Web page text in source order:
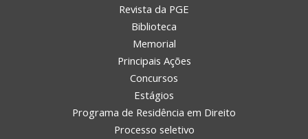
Revista da PGE
Biblioteca
Memorial
Principais Ações
Concursos
Estágios
Programa de Residência em Direito
Processo seletivo